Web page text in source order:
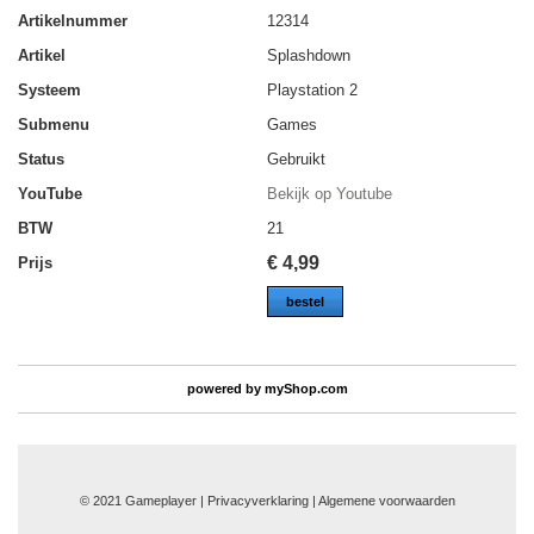
Artikelnummer
12314
Artikel
Splashdown
Systeem
Playstation 2
Submenu
Games
Status
Gebruikt
YouTube
Bekijk op Youtube
BTW
21
Prijs
€ 4,99
bestel
powered by myShop.com
© 2021 Gameplayer | Privacyverklaring | Algemene voorwaarden